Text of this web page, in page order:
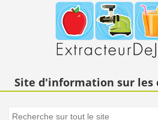
Site d'information sur les